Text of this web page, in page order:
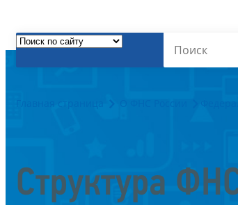
Главная страница
Структура